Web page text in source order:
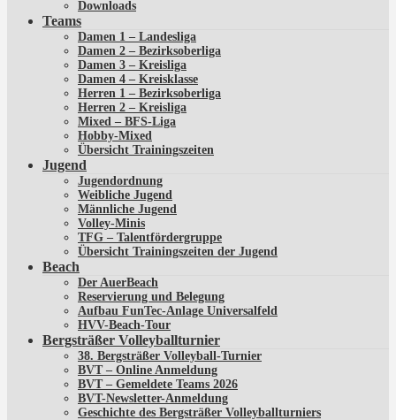
Downloads
Teams
Damen 1 – Landesliga
Damen 2 – Bezirksoberliga
Damen 3 – Kreisliga
Damen 4 – Kreisklasse
Herren 1 – Bezirksoberliga
Herren 2 – Kreisliga
Mixed – BFS-Liga
Hobby-Mixed
Übersicht Trainingszeiten
Jugend
Jugendordnung
Weibliche Jugend
Männliche Jugend
Volley-Minis
TFG – Talentfördergruppe
Übersicht Trainingszeiten der Jugend
Beach
Der AuerBeach
Reservierung und Belegung
Aufbau FunTec-Anlage Universalfeld
HVV-Beach-Tour
Bergsträßer Volleyballturnier
38. Bergsträßer Volleyball-Turnier
BVT – Online Anmeldung
BVT – Gemeldete Teams 2026
BVT-Newsletter-Anmeldung
Geschichte des Bergsträßer Volleyballturniers